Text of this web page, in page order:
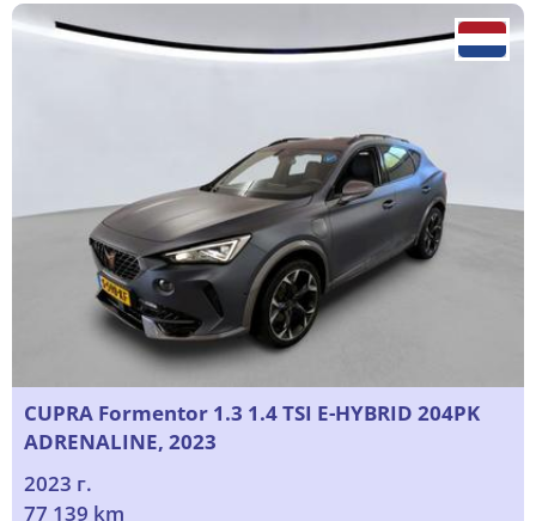
CUPRA Formentor 1.3 1.4 TSI E-HYBRID 204PK
ADRENALINE, 2023
2023 г.
77 139 km